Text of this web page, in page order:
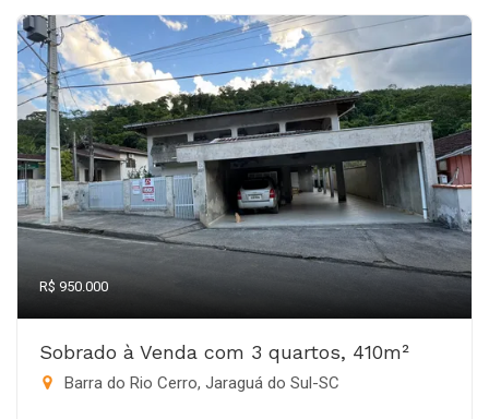
R$ 950.000
Sobrado à Venda com 3 quartos, 410m²
Barra do Rio Cerro, Jaraguá do Sul-SC